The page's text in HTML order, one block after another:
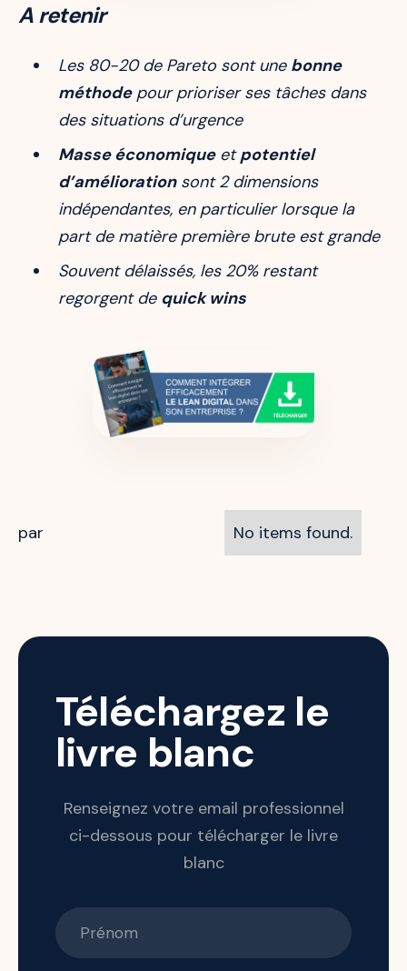
A retenir
Les 80-20 de Pareto sont une bonne
méthodepour prioriser ses tâches dans
des situations d’urgence
Masse économiqueetpotentiel
d’améliorationsont 2 dimensions
indépendantes, en particulier lorsque la
part de matière première brute est grande
Souvent délaissés, les 20% restant
regorgent de quick wins
par No items found.
Téléchargez le
livre blanc
Renseignez votre email professionnel
ci-dessous pour télécharger le livre
blanc